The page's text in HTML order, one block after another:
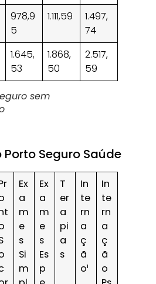
978,9
5
1.111,59
1.497,
74
1.645,
53
1.868,
50
2.517,
59
sem
Seguro Saúde
Ex
a
m
e
s
Si
m
Ex
a
m
e
s
Es
p
T
er
a
pi
a
s
In
te
rn
a
ç
ã
o¹
In
te
rn
a
ç
ã
o